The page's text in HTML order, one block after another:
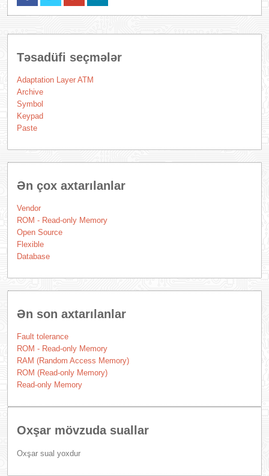
Təsadüfi seçmələr
Adaptation Layer ATM
Archive
Symbol
Keypad
Paste
Ən çox axtarılanlar
Vendor
ROM - Read-only Memory
Open Source
Flexible
Database
Ən son axtarılanlar
Fault tolerance
ROM - Read-only Memory
RAM (Random Access Memory)
ROM (Read-only Memory)
Read-only Memory
Oxşar mövzuda suallar
Oxşar sual yoxdur